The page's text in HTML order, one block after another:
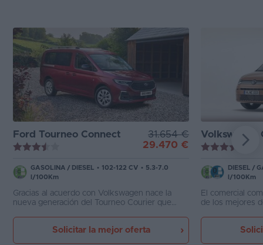
Ford Tourneo Connect
31.654 €
29.470 €
GASOLINA / DIESEL • 102-122 CV • 5.3-7.0
l/100Km
Gracias al acuerdo con Volkswagen nace la
nueva generación del Tourneo Courier que
Volkswagen Caddy aunque en su interior los
acabados están más cuidados. Es práctico y
cuenta con versiones con etiqueta CERO
Solicitar la mejor oferta
Volkswagen
DIESEL /
l/100Km
El comercial
de los mejores
confort como